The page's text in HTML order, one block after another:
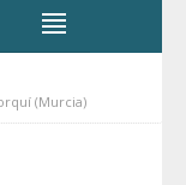
(Murcia)